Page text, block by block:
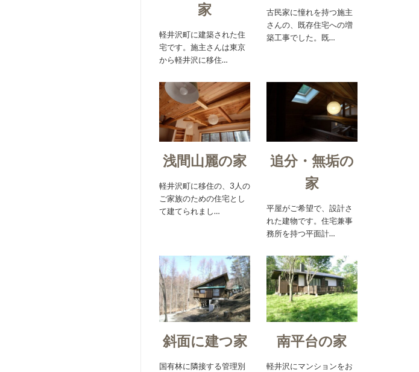
家
軽井沢町に建築された住
宅です。施主さんは東京
から軽井沢に移住…
古民家に憧れを持つ施主
さんの、既存住宅への増
築工事でした。既…
浅間山麗の家
軽井沢町に移住の、3人の
ご家族のための住宅とし
て建てられまし…
追分・無垢の
家
平屋がご希望で、設計さ
れた建物です。住宅兼事
務所を持つ平面計…
斜面に建つ家
国有林に隣接する管理別
南平台の家
軽井沢にマンションをお